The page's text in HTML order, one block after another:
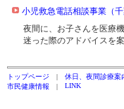
小児救急電話相談事業（千
夜間に、お子さんを医療
迷った際のアドバイスを
トップページ 休日、夜間診療案
市民健康情報
LINK